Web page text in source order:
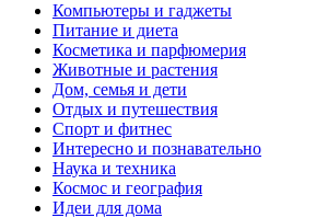
Компьютеры и гаджеты
Питание и диета
Косметика и парфюмерия
Животные и растения
Дом, семья и дети
Отдых и путешествия
Спорт и фитнес
Интересно и познавательно
Наука и техника
Космос и география
Идеи для дома